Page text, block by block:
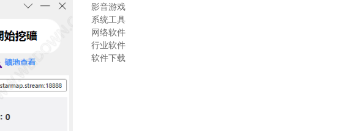
影音游戏
系统工具
网络软件
行业软件
软件下载